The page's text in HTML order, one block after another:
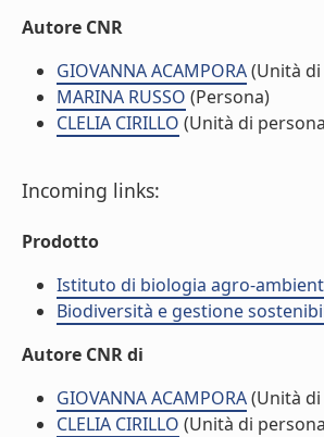
Autore CNR
GIOVANNA ACAMPORA(Unità
MARINA RUSSO (Persona)
CLELIA CIRILLO (Unità di
Incoming links:
Prodotto
Istituto di biologia agro-
Biodiversità e gestione
Autore CNR di
GIOVANNA ACAMPORA(Unità
CLELIA CIRILLO (Unità di